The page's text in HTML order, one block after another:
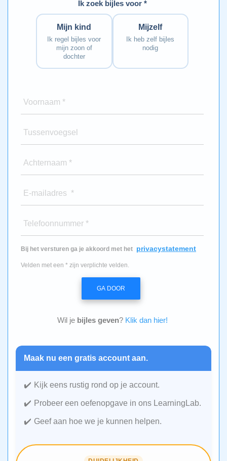
Ik zoek bijles voor *
Mijn kind
Ik regel bijles voor
mijn zoon of
dochter
Mijzelf
Ik heb zelf bijles
nodig
Voornaam *
Tussenvoegsel
Achternaam *
E-mailadres *
Telefoonnummer *
Bij het versturen ga je akkoord met het privacystatement
Velden met een * zijn verplichte velden.
GA DOOR
Wil je bijles geven? Klik dan hier!
Maak nu een gratis account aan.
Kijk eens rustig rond op je account.
Probeer een oefenopgave in ons LearningLab.
Geef aan hoe we je kunnen helpen.